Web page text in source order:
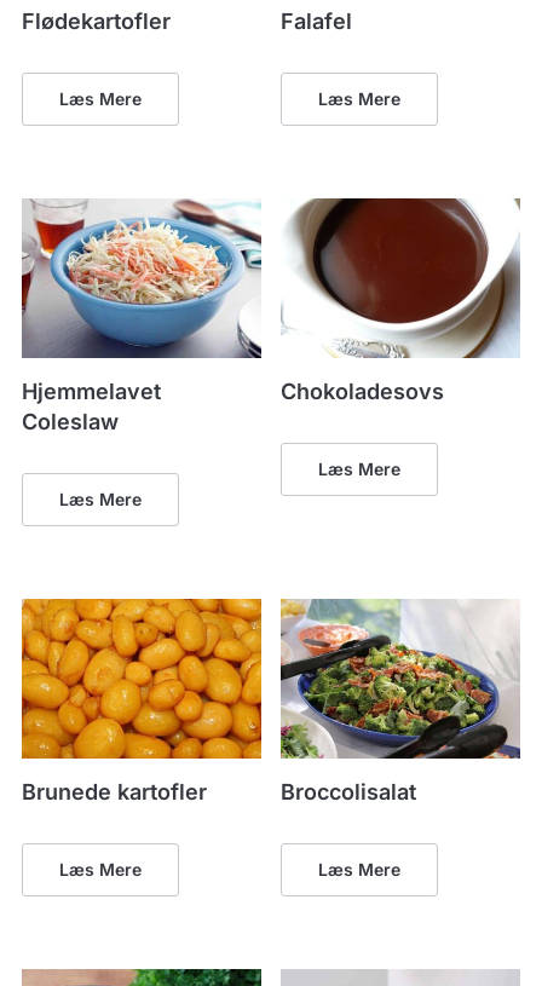
Flødekartofler
Læs Mere
Falafel
Læs Mere
Hjemmelavet
Coleslaw
Læs Mere
Chokoladesovs
Læs Mere
Brunede kartofler
Læs Mere
Broccolisalat
Læs Mere